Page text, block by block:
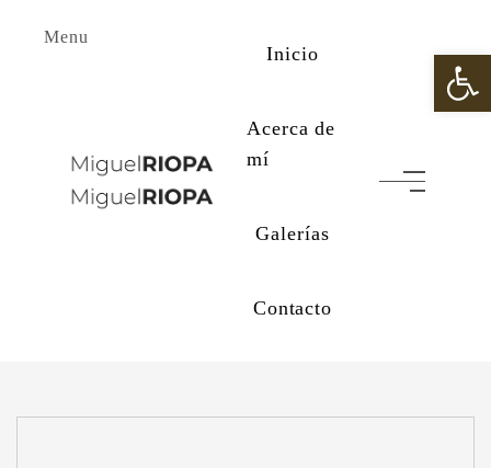
Menu
Inicio
Acerca de
mí
Galerías
Contacto
Abrir